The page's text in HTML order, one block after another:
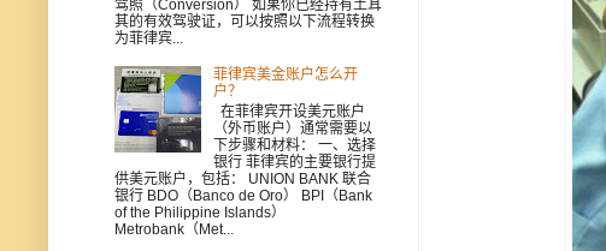
驾照（Conversion） 如果你已经持有土耳
其的有效驾驶证，可以按照以下流程转换
为菲律宾...
菲律宾美金账户怎么开
户？
在菲律宾开设美元账户
（外币账户）通常需要以
下步骤和材料： 一、选择
银行 菲律宾的主要银行提
供美元账户，包括： UNION BANK 联合
银行 BDO（Banco de Oro） BPI（Bank
of the Philippine Islands）
Metrobank（Met...